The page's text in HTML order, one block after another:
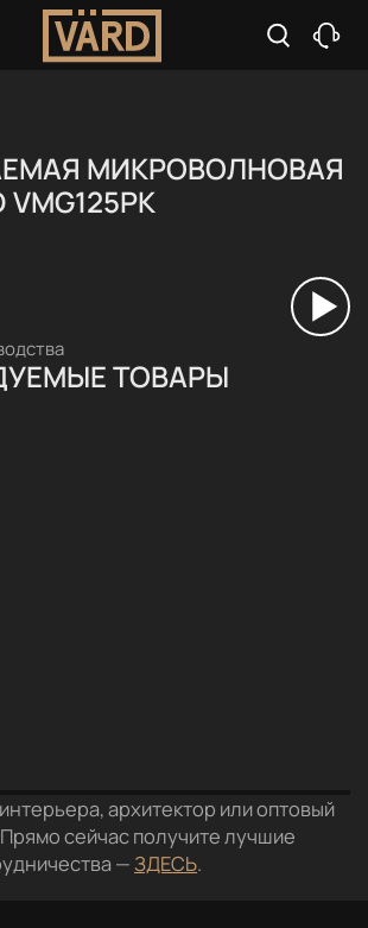
МИКРОВОЛНОВАЯ
ТОВАРЫ
архитектор или оптовый
сейчас получите лучшие
—ЗДЕСЬ.